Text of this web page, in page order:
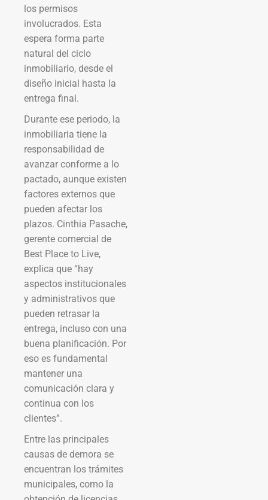
los permisos
involucrados. Esta
espera forma parte
natural del ciclo
inmobiliario, desde el
diseño inicial hasta la
entrega final.
Durante ese periodo, la
inmobiliaria tiene la
responsabilidad de
avanzar conforme a lo
pactado, aunque existen
factores externos que
pueden afectar los
plazos. Cinthia Pasache,
gerente comercial de
Best Place to Live,
explica que “hay
aspectos institucionales
y administrativos que
pueden retrasar la
entrega, incluso con una
buena planificación. Por
eso es fundamental
mantener una
comunicación clara y
continua con los
clientes”.
Entre las principales
causas de demora se
encuentran los trámites
municipales, como la